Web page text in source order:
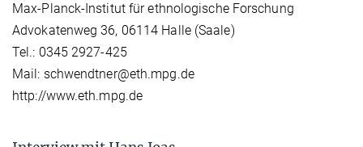
Max-Planck-Institut für ethnologische Forschung
Advokatenweg 36, 06114 Halle (Saale)
Tel.: 0345 2927-425
Mail: schwendtner@eth.mpg.de
http://www.eth.mpg.de